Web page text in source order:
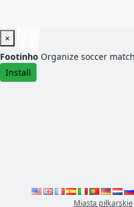
×
Footinho Organize soccer
Install
Miasta piłkarskie